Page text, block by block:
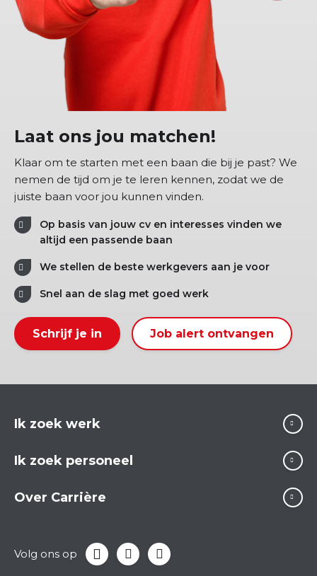
Laat ons jou matchen!
Klaar om te starten met een baan die bij je past? We
nemen de tijd om je te leren kennen, zodat we de
juiste baan voor jou kunnen vinden.
Op basis van jouw cv en interesses vinden we
altijd een passende baan
We stellen de beste werkgevers aan je voor
Snel aan de slag met goed werk
Schrijf je in Job alert ontvangen
Ik zoek werk
Ik zoek personeel
Over Carrière
Volg ons op